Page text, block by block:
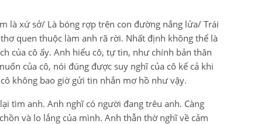
là xứ sở/ Là bóng rợp trên con đường nắng lửa/ Trái
quen thuộc làm anh rã rời. Nhất định không thể là
của cô ấy. Anh hiểu cô, tự tin, như chính bản thân
của cô, nói đúng được suy nghĩ của cô kể cả khi
không bao giờ gửi tin nhắn mơ hồ như vậy.
tìm anh. Anh nghĩ có người đang trêu anh. Càng
và lo lắng của mình. Anh thẫn thờ nghĩ về cảm